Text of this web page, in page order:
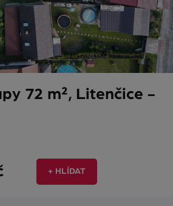
72 m², Litenčice -
+ HLÍDAT